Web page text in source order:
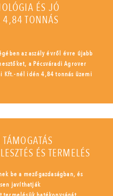
ÉS JÓ
4,84 TONNÁS
az aszály évről évre újabb
a Pécsváradi Agrover
Kft.-nél idén 4,84 tonnás üzemi
ÉS TERMELÉS
be a mezőgazdaságban, és
javíthatják